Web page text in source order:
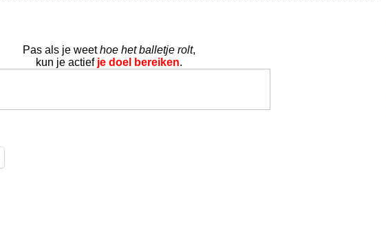
Pas als je weethoe het balletje rolt,
kun je actief je doel bereiken.